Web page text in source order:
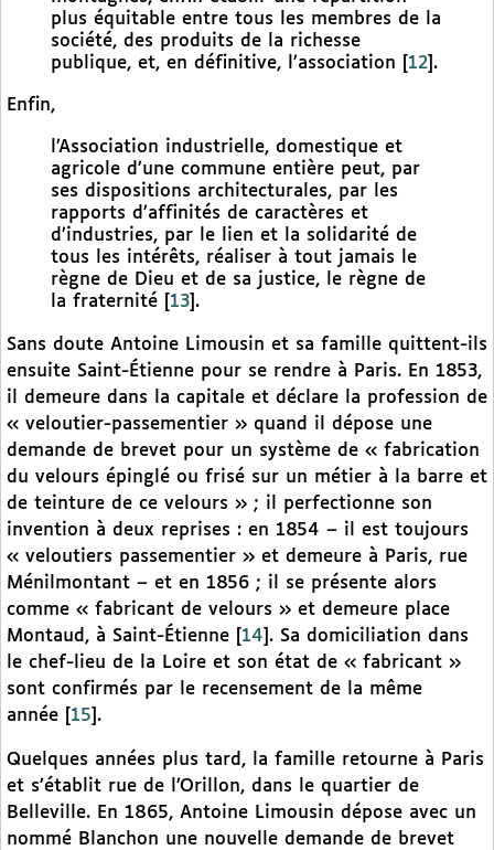
plus équitable entre tous les membres de la
société, des produits de la richesse
publique, et, en définitive, l’association
12 .
Enfin,
l’Association industrielle, domestique et
agricole d’une commune entière peut, par
ses dispositions architecturales, par les
rapports d’affinités de caractères et
d’industries, par le lien et la solidarité de
tous les intérêts, réaliser à tout jamais le
règne de Dieu et de sa justice, le règne de
la fraternité
13 .
Sans doute Antoine Limousin et sa famille quittent-ils
ensuite Saint-Étienne pour se rendre à Paris. En 1853,
il demeure dans la capitale et déclare la profession de
« veloutier-passementier » quand il dépose une
demande de brevet pour un système de « fabrication
du velours épinglé ou frisé sur un métier à la barre et
de teinture de ce velours » ; il perfectionne son
invention à deux reprises : en 1854 – il est toujours
« veloutiers passementier » et demeure à Paris, rue
Ménilmontant – et en 1856 ; il se présente alors
comme « fabricant de velours » et demeure place
Montaud, à Saint-Étienne
14 . Sa domiciliation dans
le chef-lieu de la Loire et son état de « fabricant »
sont confirmés par le recensement de la même
année
15 .
Quelques années plus tard, la famille retourne à Paris
et s’établit rue de l’Orillon, dans le quartier de
Belleville. En 1865, Antoine Limousin dépose avec un
nommé Blanchon une nouvelle demande de brevet